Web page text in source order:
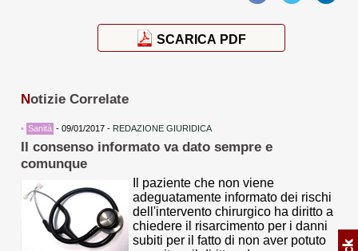
SCARICA PDF
Notizie Correlate
• Sanità - 09/01/2017 - REDAZIONE GIURIDICA
Il consenso informato va dato sempre e
comunque
Il paziente che non viene
adeguatamente informato dei rischi
dell'intervento chirurgico ha diritto a
chiedere il risarcimento per i danni
subiti per il fatto di non aver potuto